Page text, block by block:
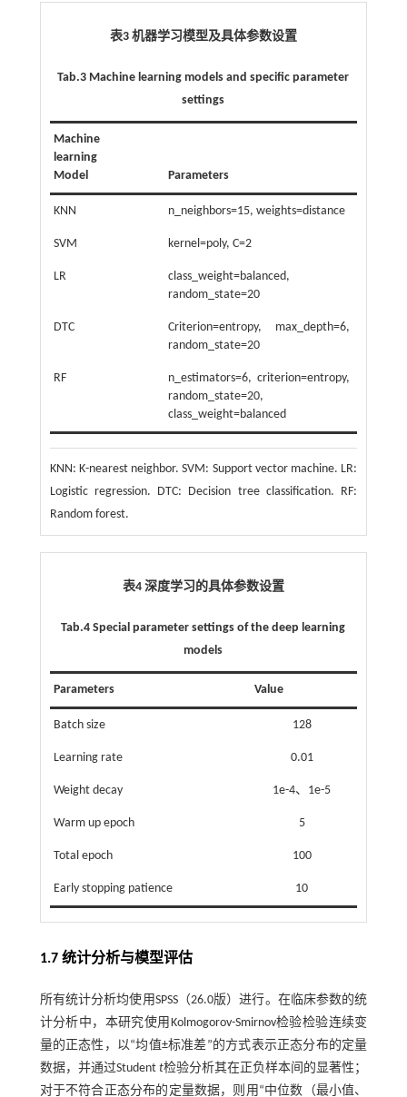
表3 机器学习模型及具体参数设置
Tab.3 Machine learning models and specific parameter
settings
Machine
learning
Model
Parameters
KNN n_neighbors=15, weights=distance
SVM kernel=poly, C=2
LR
class_weight=balanced,
random_state=20
DTC
Criterion=entropy, max_depth=6,
random_state=20
RF
n_estimators=6, criterion=entropy,
random_state=20,
class_weight=balanced
KNN: K-nearest neighbor. SVM: Support vector machine. LR:
Logistic regression. DTC: Decision tree classification. RF:
Random forest.
表4 深度学习的具体参数设置
Tab.4 Special parameter settings of the deep learning
models
Parameters Value
Batch size 128
Learning rate 0.01
Weight decay 1e-4、1e-5
Warm up epoch 5
Total epoch 100
Early stopping patience 10
1.7 统计分析与模型评估
所有统计分析均使用SPSS（26.0版）进行。在临床参数的统
计分析中，本研究使用Kolmogorov-Smirnov检验检验连续变
量的正态性，以“均值±标准差”的方式表示正态分布的定量
数据，并通过Student t检验分析其在正负样本间的显著性；
对于不符合正态分布的定量数据，则用“中位数（最小值、